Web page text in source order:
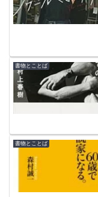
書物とことば
書物とことば